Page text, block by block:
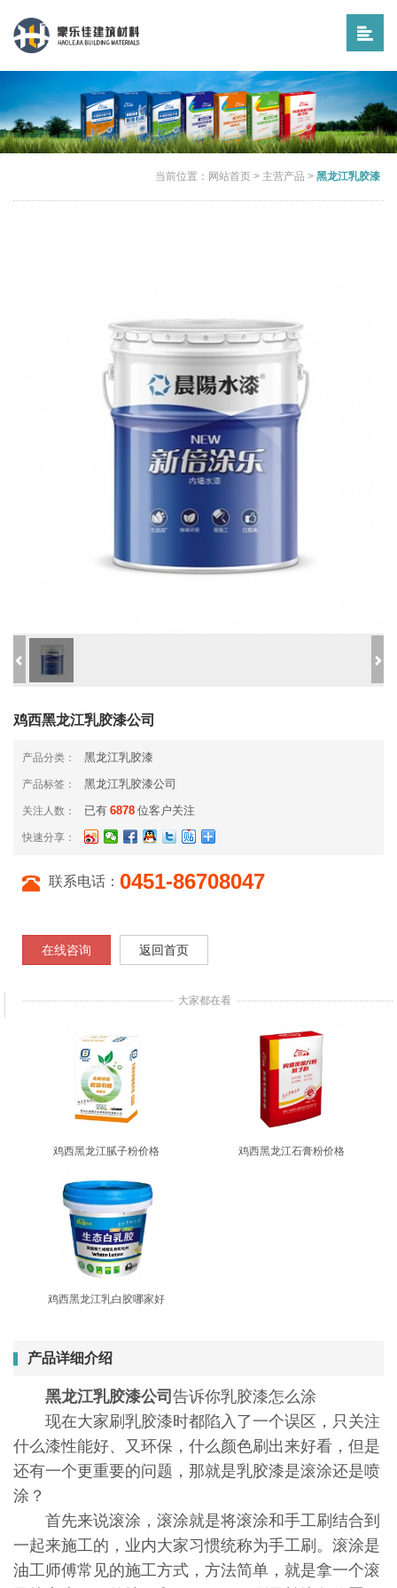
当前位置： 网站首页 > 主营产品 > 黑龙江乳胶漆
鸡西黑龙江乳胶漆公司
产品分类： 黑龙江乳胶漆
产品标签： 黑龙江乳胶漆公司
关注人数： 已有 6878 位客户关注
快速分享：
联系电话： 0451-86708047
在线咨询 返回首页
大家都在看
鸡西黑龙江腻子粉价格 鸡西黑龙江石膏粉价格
鸡西黑龙江乳白胶哪家好
产品详细介绍
黑龙江乳胶漆公司 告诉你乳胶漆怎么涂
现在大家刷乳胶漆时都陷入了一个误区，只关注
什么漆性能好、又环保，什么颜色刷出来好看，但是
还有一个更重要的问题，那就是乳胶漆是滚涂还是喷
涂？
首先来说滚涂，滚涂就是将滚涂和手工刷结合到
一起来施工的，业内大家习惯统称为手工刷。滚涂是
油工师傅常见的施工方式，方法简单，就是拿一个滚